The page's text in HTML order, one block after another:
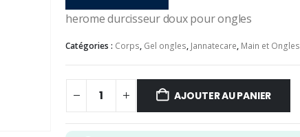
herome durcisseur doux pour ongles
Catégories : Corps, Gel ongles, Jannatecare, Main et Ongles
AJOUTER AU PANIER